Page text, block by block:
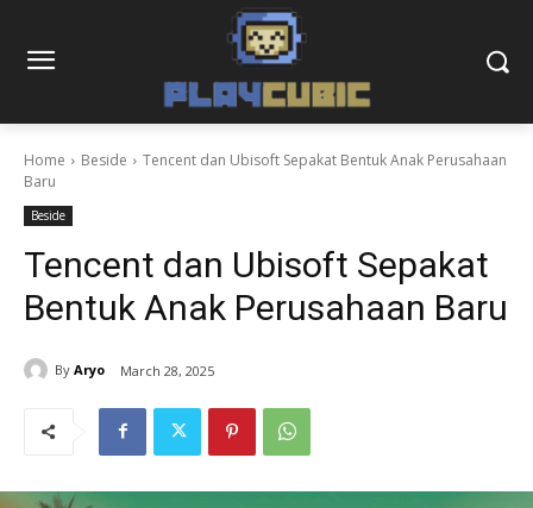
Home Beside
Tencent dan Ubisoft Sepakat Bentuk Anak Perusahaan
Baru
Beside
Tencent dan Ubisoft Sepakat
Bentuk Anak Perusahaan Baru
By Aryo March 28, 2025